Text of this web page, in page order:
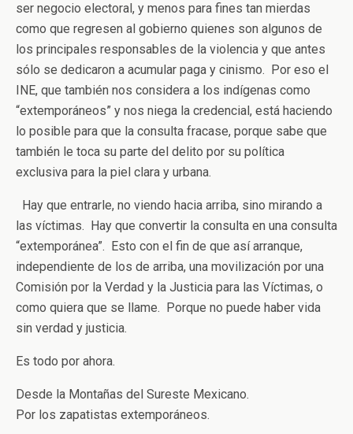
ser negocio electoral, y menos para fines tan mierdas
como que regresen al gobierno quienes son algunos de
los principales responsables de la violencia y que antes
sólo se dedicaron a acumular paga y cinismo. Por eso el
INE, que también nos considera a los indígenas como
“extemporáneos” y nos niega la credencial, está haciendo
lo posible para que la consulta fracase, porque sabe que
también le toca su parte del delito por su política
exclusiva para la piel clara y urbana.
Hay que entrarle, no viendo hacia arriba, sino mirando a
las víctimas. Hay que convertir la consulta en una consulta
“extemporánea”. Esto con el fin de que así arranque,
independiente de los de arriba, una movilización por una
Comisión por la Verdad y la Justicia para las Víctimas, o
como quiera que se llame. Porque no puede haber vida
sin verdad y justicia.
Es todo por ahora.
Desde la Montañas del Sureste Mexicano.
Por los zapatistas extemporáneos.